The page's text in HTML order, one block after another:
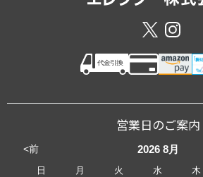
営業日のご案内
<前 2026 8月
日 月 火 水 木